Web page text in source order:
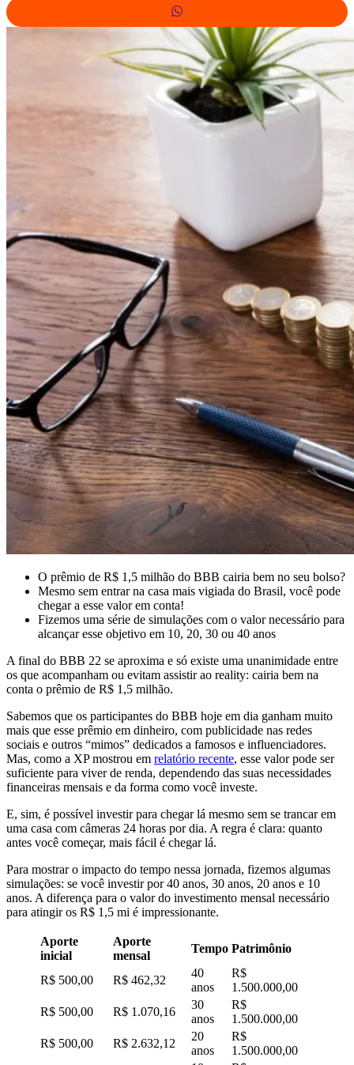
O prêmio de R$ 1,5 milhão do BBB cairia bem no seu bolso?
Mesmo sem entrar na casa mais vigiada do Brasil, você pode
chegar a esse valor em conta!
Fizemos uma série de simulações com o valor necessário para
alcançar esse objetivo em 10, 20, 30 ou 40 anos
A final do BBB 22 se aproxima e só existe uma unanimidade entre
os que acompanham ou evitam assistir ao reality: cairia bem na
conta o prêmio de R$ 1,5 milhão.
Sabemos que os participantes do BBB hoje em dia ganham muito
mais que esse prêmio em dinheiro, com publicidade nas redes
sociais e outros “mimos” dedicados a famosos e influenciadores.
Mas, como a XP mostrou em relatório recente, esse valor pode ser
suficiente para viver de renda, dependendo das suas necessidades
financeiras mensais e da forma como você investe.
E, sim, é possível investir para chegar lá mesmo sem se trancar em
uma casa com câmeras 24 horas por dia. A regra é clara: quanto
antes você começar, mais fácil é chegar lá.
Para mostrar o impacto do tempo nessa jornada, fizemos algumas
simulações: se você investir por 40 anos, 30 anos, 20 anos e 10
anos. A diferença para o valor do investimento mensal necessário
para atingir os R$ 1,5 mi é impressionante.
Aporte
inicial
Aporte
mensal
Tempo Patrimônio
R$ 500,00 R$ 462,32
40
anos
R$
1.500.000,00
R$ 500,00
R$ 1.070,16
30
anos
R$
1.500.000,00
R$ 500,00
R$ 2.632,12
20
anos
R$
1.500.000,00